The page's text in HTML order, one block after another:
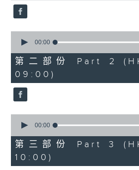
seconds
55
minutes,
20
seconds
00:00
第二部份 Part 2
09:00)
seconds
55
minutes,
9
seconds
00:00
第三部份 Part 3
10:00)